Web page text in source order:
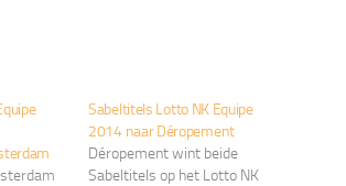
Sabeltitels Lotto NK Equipe
2014 naar Déropement
Déropement wint beide
Sabeltitels op het Lotto NK